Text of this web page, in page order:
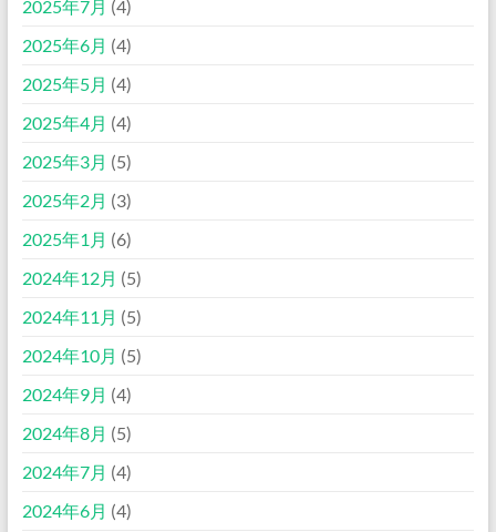
2025年7月 (4)
2025年6月 (4)
2025年5月 (4)
2025年4月 (4)
2025年3月 (5)
2025年2月 (3)
2025年1月 (6)
2024年12月 (5)
2024年11月 (5)
2024年10月 (5)
2024年9月 (4)
2024年8月 (5)
2024年7月 (4)
2024年6月 (4)